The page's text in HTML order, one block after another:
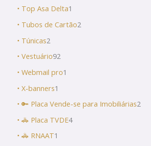
• Top Asa Delta1
• Tubos de Cartão2
• Túnicas2
• Vestuário92
• Webmail pro1
• X-banners1
• 🔑 Placa Vende-se para Imobiliárias2
• 🚓 Placa TVDE4
• 🚓 RNAAT1